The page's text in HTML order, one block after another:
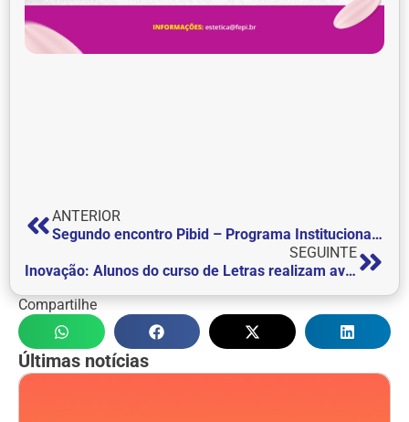
ANTERIOR
Segundo encontro Pibid – Programa Institucional de Bolsa de Iniciação à Docência e Residência Pedagógica
SEGUINTE
Inovação: Alunos do curso de Letras realizam avaliação de inglês durante picnic
Compartilhe
Últimas notícias